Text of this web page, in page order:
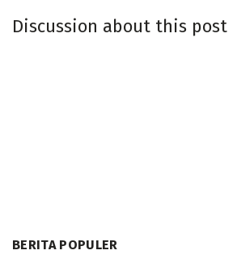
Discussion about this post
BERITA POPULER